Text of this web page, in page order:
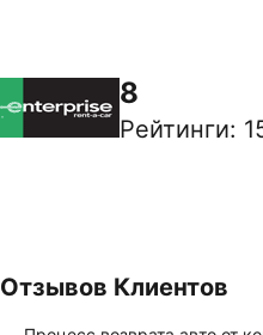
8
Рейтинги:
Отзывов Клиентов